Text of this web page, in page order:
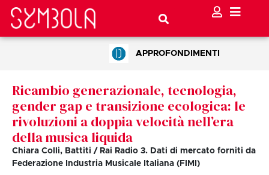
APPROFONDIMENTI
Ricambio generazionale, tecnologia,
gender gap e transizione ecologica: le
rivoluzioni a doppia velocità nell’era
della musica liquida
Chiara Colli, Battiti / Rai Radio 3. Dati di mercato forniti da
Federazione Industria Musicale Italiana (FIMI)